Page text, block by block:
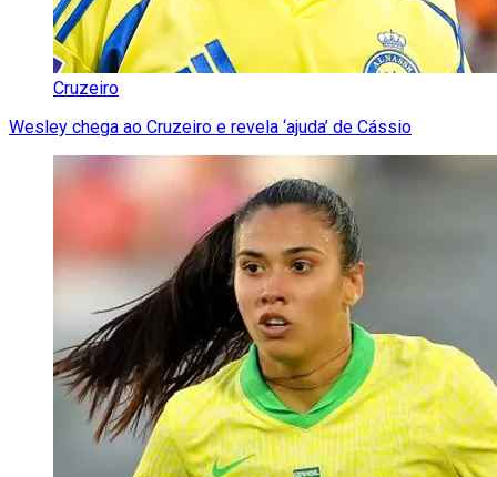
Cruzeiro
Wesley chega ao Cruzeiro e revela ‘ajuda’ de Cássio